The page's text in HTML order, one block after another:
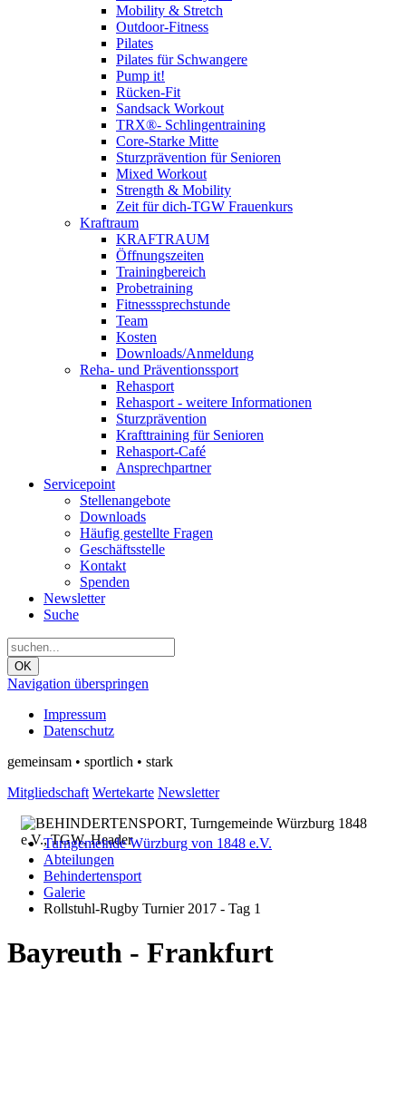
Mobility & Stretch
Outdoor-Fitness
Pilates
Pilates für Schwangere
Pump it!
Rücken-Fit
Sandsack Workout
TRX®- Schlingentraining
Core-Starke Mitte
Sturzprävention für Senioren
Mixed Workout
Strength & Mobility
Zeit für dich-TGW Frauenkurs
Kraftraum
KRAFTRAUM
Öffnungszeiten
Trainingbereich
Probetraining
Fitnesssprechstunde
Team
Kosten
Downloads/Anmeldung
Reha- und Präventionssport
Rehasport
Rehasport - weitere Informationen
Sturzprävention
Krafttraining für Senioren
Rehasport-Café
Ansprechpartner
Servicepoint
Stellenangebote
Downloads
Häufig gestellte Fragen
Geschäftsstelle
Kontakt
Spenden
Newsletter
Suche
OK
Navigation überspringen
Impressum
Datenschutz
gemeinsam • sportlich • stark
Mitgliedschaft Wertekarte Newsletter
Turngemeinde Würzburg von 1848 e.V.
Abteilungen
Behindertensport
Galerie
Rollstuhl-Rugby Turnier 2017 - Tag 1
Bayreuth - Frankfurt